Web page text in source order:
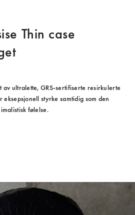
Thin case
av ultralette, GRS-sertifiserte resirkulerte
styrke samtidig som den
følelse.